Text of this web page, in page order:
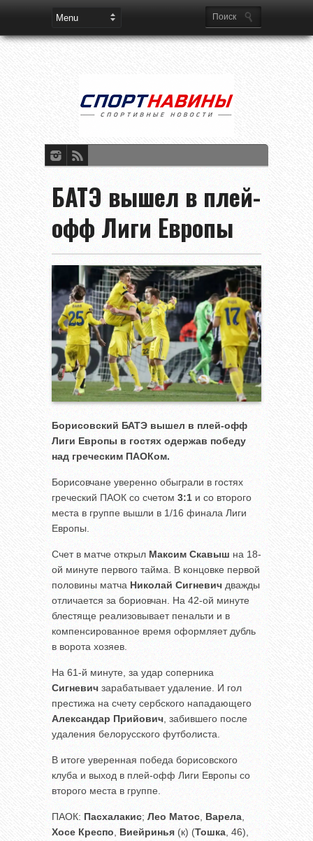
БАТЭ вышел в плей-
офф Лиги Европы
Борисовский БАТЭ вышел в плей-офф
Лиги Европы в гостях одержав победу
над греческим ПАОКом.
Борисовчане уверенно обыграли в гостях
греческий ПАОК со счетом 3:1 и со второго
места в группе вышли в 1/16 финала Лиги
Европы.
Счет в матче открыл Максим Скавыш на 18-
ой минуте первого тайма. В концовке первой
половины матча Николай Сигневич дважды
отличается за бориовчан. На 42-ой минуте
блестяще реализовывает пенальти и в
компенсированное время оформляет дубль
в ворота хозяев.
На 61-й минуте, за удар соперника
Сигневич зарабатывает удаление. И гол
престижа на счету сербского нападающего
Александар Прийович , забившего после
удаления белорусского футболиста.
В итоге уверенная победа борисовского
клуба и выход в плей-офф Лиги Европы со
второго места в группе.
ПАОК: Пасхалакис; Лео Матос Варела
Хосе Креспо Виейринья (к) (Тошка , 46),